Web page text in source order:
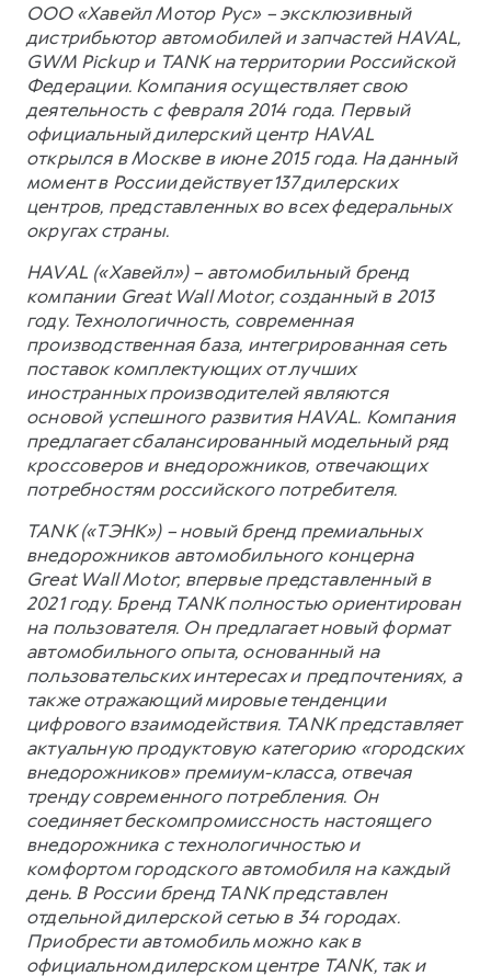
ООО «Хавейл Мотор Рус» – эксклюзивный
дистрибьютор автомобилей и запчастей HAVAL,
GWM Pickup и TANK на территории Российской
Федерации. Компания осуществляет свою
деятельность с февраля 2014 года. Первый
официальный дилерский центр HAVAL
открылся в Москве в июне 2015 года. На данный
момент в России действует 137 дилерских
центров, представленных во всех федеральных
округах страны.
HAVAL («Хавейл») – автомобильный бренд
компании Great Wall Motor, созданный в 2013
году. Технологичность, современная
производственная база, интегрированная сеть
поставок комплектующих от лучших
иностранных производителей являются
основой успешного развития HAVAL. Компания
предлагает сбалансированный модельный ряд
кроссоверов и внедорожников, отвечающих
потребностям российского потребителя.
TANK («ТЭНК») – новый бренд премиальных
внедорожников автомобильного концерна
Great Wall Motor, впервые представленный в
2021 году. Бренд TANK полностью ориентирован
на пользователя. Он предлагает новый формат
автомобильного опыта, основанный на
пользовательских интересах и предпочтениях, а
также отражающий мировые тенденции
цифрового взаимодействия. TANK представляет
актуальную продуктовую категорию «городских
внедорожников» премиум-класса, отвечая
тренду современного потребления. Он
соединяет бескомпромиссность настоящего
внедорожника с технологичностью и
комфортом городского автомобиля на каждый
день. В России бренд TANK представлен
отдельной дилерской сетью в 34 городах.
Приобрести автомобиль можно как в
официальном дилерском центре TANK, так и